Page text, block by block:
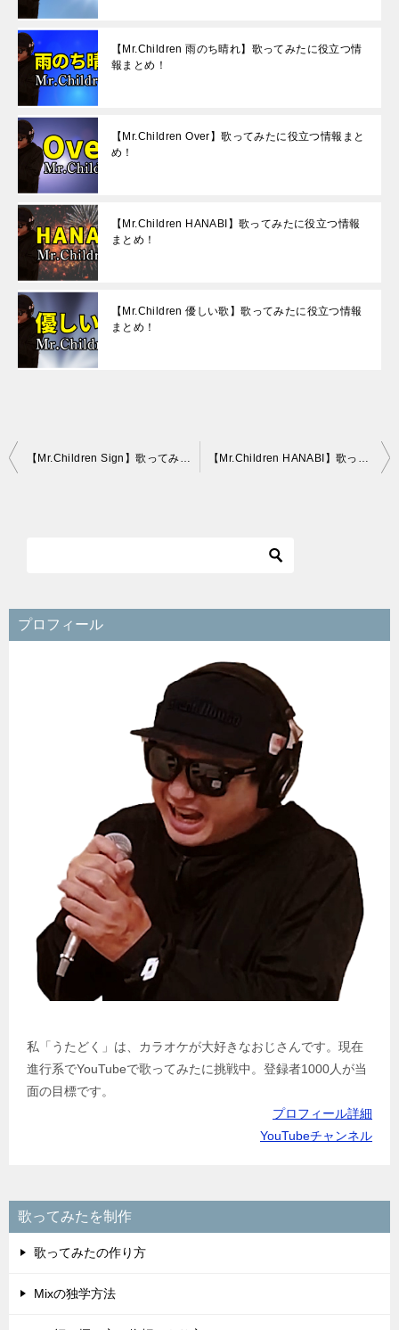
【Mr.Children 雨のち晴れ】歌ってみたに役立つ情
報まとめ！
【Mr.Children Over】歌ってみたに役立つ情報まと
め！
【Mr.Children HANABI】歌ってみたに役立つ情報
まとめ！
【Mr.Children 優しい歌】歌ってみたに役立つ情報
まとめ！
投
シ
【Mr.Children Sign】歌ってみたに役立つ情報まとめ！ 【Mr.Children HANABI】歌ってみたに役立つ情報まとめ！
プロフィール
私「うたどく」は、カラオケが大好きなおじさんです。現在
進行系でYouTubeで歌ってみたに挑戦中。登録者1000人が当
面の目標です。
プロフィール詳細
YouTubeチャンネル
歌ってみたを制作
歌ってみたの作り方
Mixの独学方法